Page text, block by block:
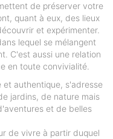
de préserver votre
quant à eux, des lieux
et expérimenter.
lequel se mélangent
C'est aussi une relation
en toute convivialité.
authentique, s'adresse
jardins, de nature mais
et de belles
de vivre à partir duquel